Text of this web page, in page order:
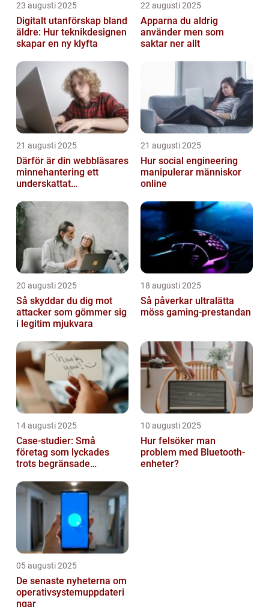
23 augusti 2025
Digitalt utanförskap bland
äldre: Hur teknikdesignen
skapar en ny klyfta
22 augusti 2025
Apparna du aldrig
använder men som
saktar ner allt
21 augusti 2025
Därför är din webbläsares
minnehantering ett
underskattat
21 augusti 2025
Hur social engineering
manipulerar människor
online
20 augusti 2025
Så skyddar du dig mot
attacker som gömmer sig
i legitim mjukvara
18 augusti 2025
Så påverkar ultralätta
möss gaming-prestandan
14 augusti 2025
Case-studier: Små
företag som lyckades
trots begränsade
10 augusti 2025
Hur felsöker man
problem med Bluetooth-
enheter?
05 augusti 2025
De senaste nyheterna om
operativsystemuppdateri
ngar